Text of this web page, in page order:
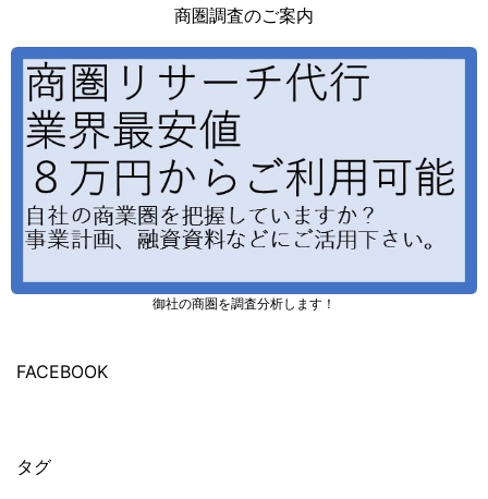
商圏調査のご案内
御社の商圏を調査分析します！
FACEBOOK
タグ